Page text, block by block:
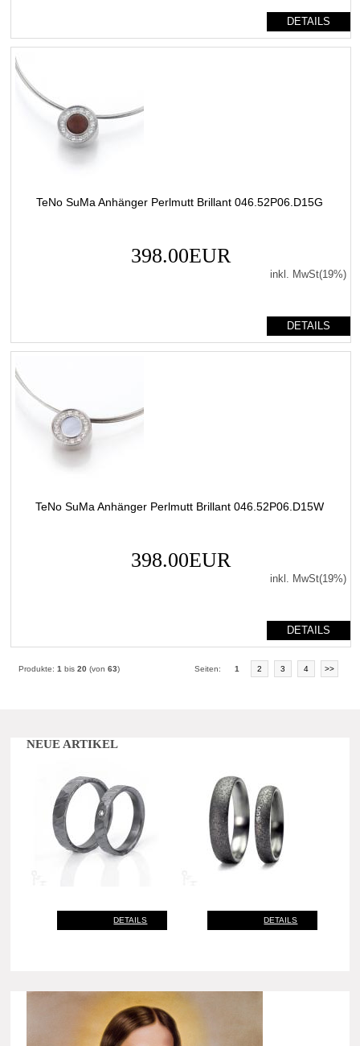
DETAILS
TeNo SuMa Anhänger Perlmutt Brillant 046.52P06.D15G
398.00EUR
inkl. MwSt(19%)
DETAILS
TeNo SuMa Anhänger Perlmutt Brillant 046.52P06.D15W
398.00EUR
inkl. MwSt(19%)
DETAILS
Produkte:1 bis20 (von63) Seiten: 1 2 3 4 >>
NEUE ARTIKEL
DETAILS DETAILS